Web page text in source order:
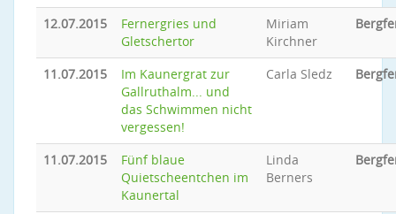
12.07.2015
Fernergries und
Gletschertor
Miriam
Kirchner
11.07.2015
Im Kaunergrat zur
Gallruthalm... und
das Schwimmen nicht
vergessen!
Carla Sledz
11.07.2015
Fünf blaue
Quietscheentchen im
Kaunertal
Linda
Berners